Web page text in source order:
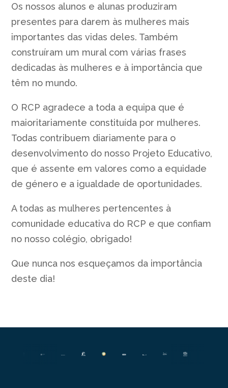
Os nossos alunos e alunas produziram
presentes para darem às mulheres mais
importantes das vidas deles. Também
construíram um mural com várias frases
dedicadas às mulheres e à importância que
têm no mundo.
O RCP agradece a toda a equipa que é
maioritariamente constituída por mulheres.
Todas contribuem diariamente para o
desenvolvimento do nosso Projeto Educativo,
que é assente em valores como a equidade
de género e a igualdade de oportunidades.
A todas as mulheres pertencentes à
comunidade educativa do RCP e que confiam
no nosso colégio, obrigado!
Que nunca nos esqueçamos da importância
deste dia!